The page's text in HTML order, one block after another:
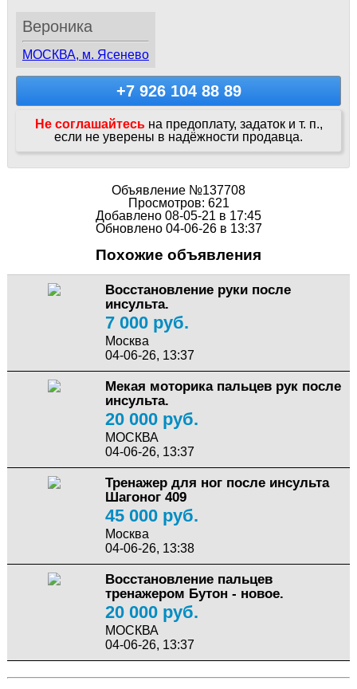
Вероника
МОСКВА, м. Ясенево
+7 926 104 88 89
Не соглашайтесь на предоплату, задаток и т. п.,
если не уверены в надёжности продавца.
Объявление №137708
Просмотров: 621
Добавлено 08-05-21 в 17:45
Обновлено 04-06-26 в 13:37
Похожие объявления
Восстановление руки после
инсульта.
7 000 руб.
Москва
04-06-26, 13:37
Мекая моторика пальцев рук после
инсульта.
20 000 руб.
МОСКВА
04-06-26, 13:37
Тренажер для ног после инсульта
Шагоног 409
45 000 руб.
Москва
04-06-26, 13:38
Восстановление пальцев
тренажером Бутон - новое.
20 000 руб.
МОСКВА
04-06-26, 13:37